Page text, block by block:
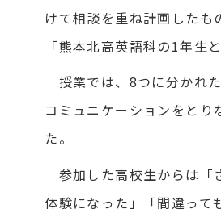
けて相談を重ね計画した
「熊本北高英語科の1年生
授業では、8つに分かれ
コミュニケーションをと
た。
参加した高校生からは「
体験になった」「間違って